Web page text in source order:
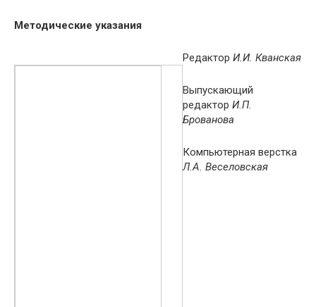
Методические указания
Редактор И.И. Кванская
Выпускающий
редактор И.П.
Брованова
Компьютерная верстка
Л.А. Веселовская